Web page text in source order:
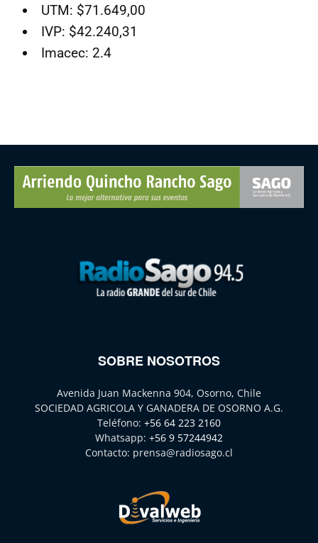
UTM: $71.649,00
IVP: $42.240,31
Imacec: 2.4
SOBRE NOSOTROS
Avenida Juan Mackenna 904, Osorno, Chile
SOCIEDAD AGRICOLA Y GANADERA DE OSORNO A.G.
Teléfono: +56 64 223 2160
Whatsapp: +56 9 57244942
Contacto: prensa@radiosago.cl